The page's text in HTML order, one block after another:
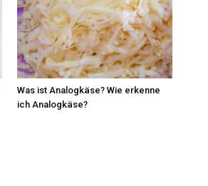
Was ist Analogkäse? Wie erkenne
ich Analogkäse?